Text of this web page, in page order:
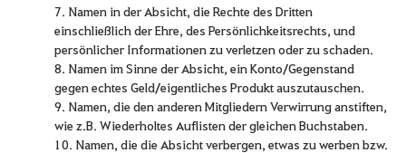
7. Namen in der Absicht, die Rechte des Dritten
einschließlich der Ehre, des Persönlichkeitsrechts, und
persönlicher Informationen zu verletzen oder zu schaden.
8. Namen im Sinne der Absicht, ein Konto/Gegenstand
gegen echtes Geld/eigentliches Produkt auszutauschen.
9. Namen, die den anderen Mitgliedern Verwirrung anstiften,
wie z.B. Wiederholtes Auflisten der gleichen Buchstaben.
10. Namen, die die Absicht verbergen, etwas zu werben bzw.